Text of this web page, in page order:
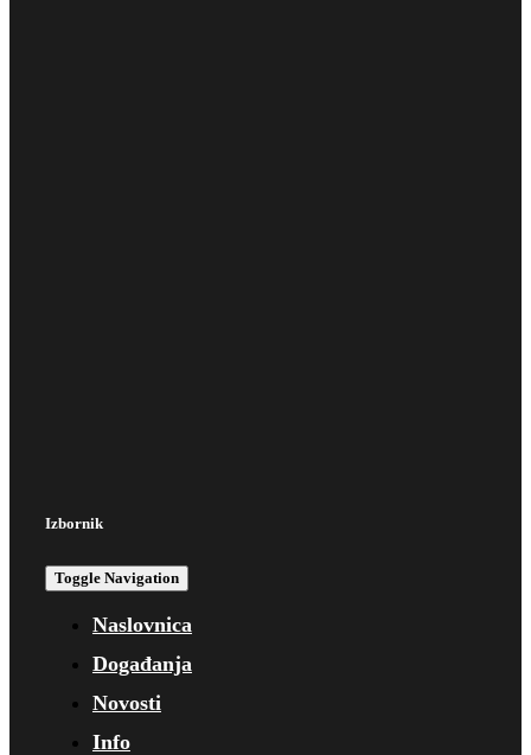
Izbornik
Toggle Navigation
Naslovnica
Događanja
Novosti
Info